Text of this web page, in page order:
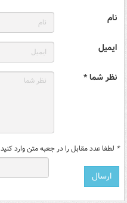
نام
ایمیل
نظر شما *
* لطفا عدد مقابل را در جعبه متن وارد کنید